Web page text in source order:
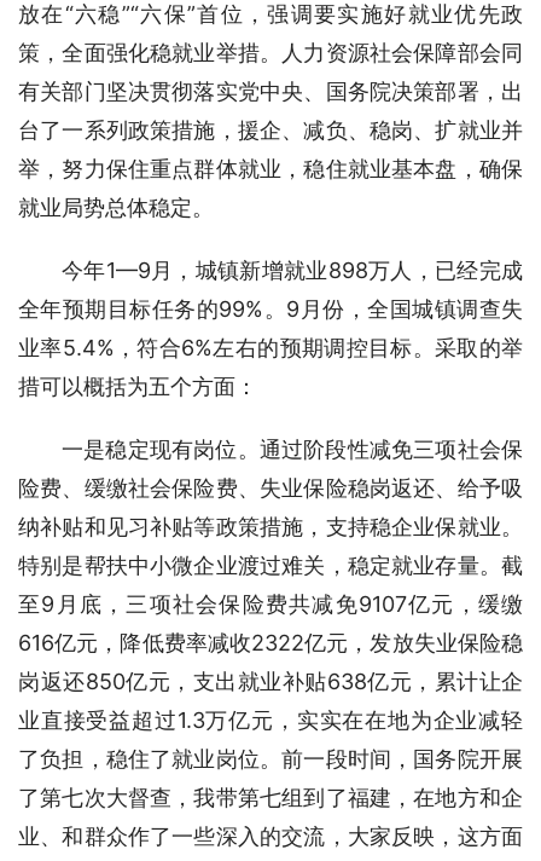
放在“六稳”“六保”首位，强调要实施好就业优先政
策，全面强化稳就业举措。人力资源社会保障部会同
有关部门坚决贯彻落实党中央、国务院决策部署，出
台了一系列政策措施，援企、减负、稳岗、扩就业并
举，努力保住重点群体就业，稳住就业基本盘，确保
就业局势总体稳定。
今年1—9月，城镇新增就业898万人，已经完成
全年预期目标任务的99%。9月份，全国城镇调查失
业率5.4%，符合6%左右的预期调控目标。采取的举
措可以概括为五个方面：
一是稳定现有岗位。通过阶段性减免三项社会保
险费、缓缴社会保险费、失业保险稳岗返还、给予吸
纳补贴和见习补贴等政策措施，支持稳企业保就业。
特别是帮扶中小微企业渡过难关，稳定就业存量。截
至9月底，三项社会保险费共减免9107亿元，缓缴
616亿元，降低费率减收2322亿元，发放失业保险稳
岗返还850亿元，支出就业补贴638亿元，累计让企
业直接受益超过1.3万亿元，实实在在地为企业减轻
了负担，稳住了就业岗位。前一段时间，国务院开展
了第七次大督查，我带第七组到了福建，在地方和企
业、和群众作了一些深入的交流，大家反映，这方面